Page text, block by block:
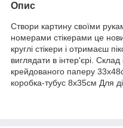
Опис
Створи картину своїми
номерами стікерами це
круглі стікери і отримаєш
виглядати в інтер'єрі.
крейдованого паперу
коробка-тубус 8х35см Для